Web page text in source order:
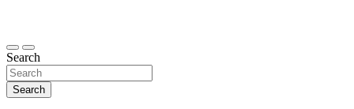
Search
Search